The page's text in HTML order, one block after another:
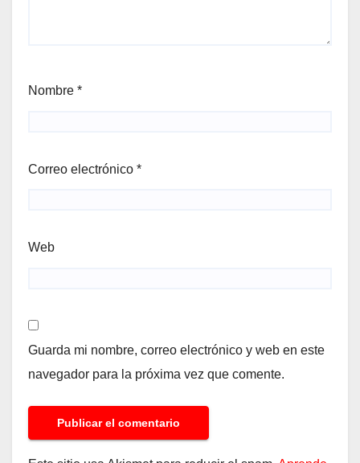
Nombre *
Correo electrónico *
Web
Guarda mi nombre, correo electrónico y web en este
navegador para la próxima vez que comente.